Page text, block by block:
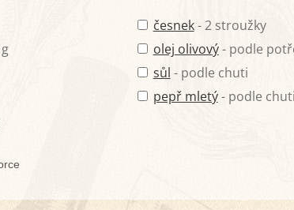
česnek- 2 stroužky
olej olivový- podle
sůl - podle chuti
pepř mletý- podle chuti